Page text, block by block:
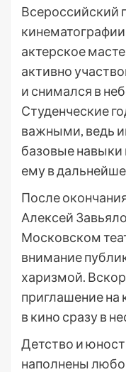
Всероссийский
актерское
активно
и снимался в
Студенческие
важными, ведь
базовые навыки
ему в
После
Алексей
Московском
внимание
харизмой.
приглашение
в кино сразу в
Детство и
наполнены